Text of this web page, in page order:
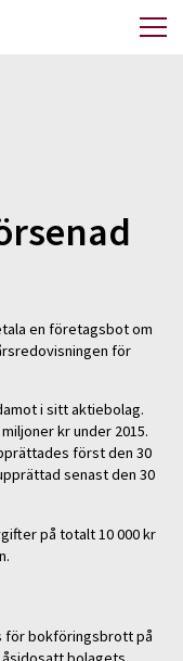
en företagsbot om
för
i sitt aktiebolag.
kr under 2015.
först den 30
senast den 30
på totalt 10 000 kr
för bokföringsbrott på